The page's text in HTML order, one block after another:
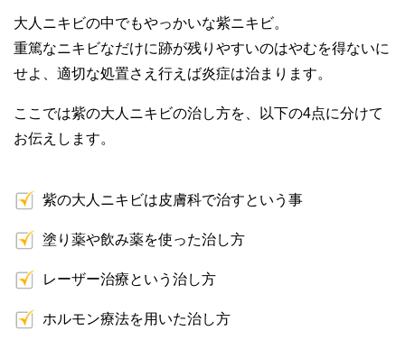
大人ニキビの中でもやっかいな紫ニキビ。
重篤なニキビなだけに跡が残りやすいのはやむを得ないに
せよ、適切な処置さえ行えば炎症は治まります。
ここでは紫の大人ニキビの治し方を、以下の4点に分けて
お伝えします。
紫の大人ニキビは皮膚科で治すという事
塗り薬や飲み薬を使った治し方
レーザー治療という治し方
ホルモン療法を用いた治し方